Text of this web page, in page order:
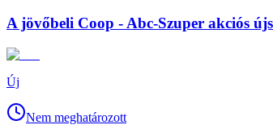
A jövőbeli Coop - Abc-Szuper akciós
Új
Nem meghatározott